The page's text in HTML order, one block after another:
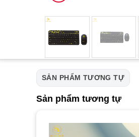
SẢN PHẨM TƯƠNG TỰ
Sản phẩm tương tự